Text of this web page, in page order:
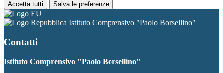
Accetta tutti Salva le preferenze
Istituto Comprensivo "Paolo Borsellino"
Contatti
Istituto Comprensivo "Paolo Borsellino"